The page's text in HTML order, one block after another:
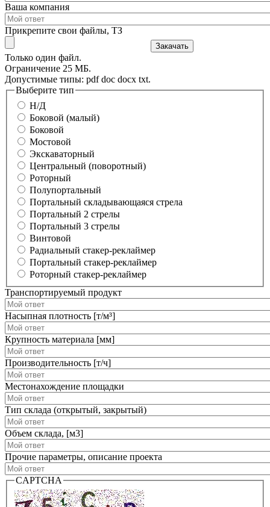
Ваша компания
Прикрепите свои файлы, ТЗ
Только один файл.
Ограничение 25 МБ.
Допустимые типы: pdf doc docx txt.
Выберите тип
Н/Д
Боковой (малый)
Боковой
Мостовой
Экскаваторный
Центральный (поворотный)
Роторный
Полупортальный
Портальный складывающаяся стрела
Портальный 2 стрелы
Портальный 3 стрелы
Винтовой
Радиальный стакер-реклаймер
Портальный стакер-реклаймер
Роторный стакер-реклаймер
Транспортируемый продукт
Насыпная плотность [т/м³]
Крупность материала [мм]
Производительность [т/ч]
Местонахождение площадки
Тип склада (открытый, закрытый)
Объем склада, [м3]
Прочие параметры, описание проекта
CAPTCHA